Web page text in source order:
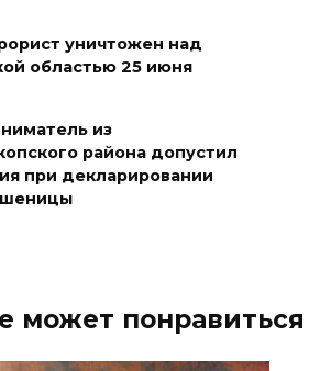
из-за
риска пожаров
2026 09:32
БПЛА
2026 09:29
уничтожен над
областью 25 июня
из
района допустил
при декларировании
может понравиться